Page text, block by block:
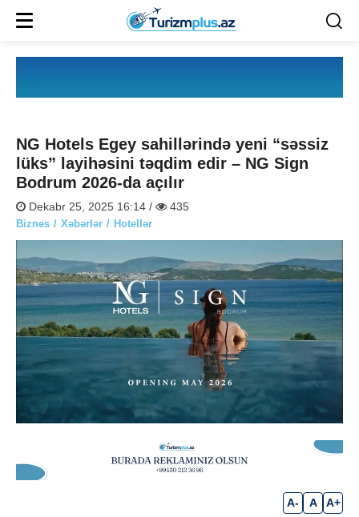
NG Hotels Egey sahillərində yeni “səssiz
lüks” layihəsini təqdim edir – NG Sign
Bodrum 2026-da açılır
Dekabr 25, 2025 16:14 / 435
Biznes Xəbərlər Hotellər
A- A A+